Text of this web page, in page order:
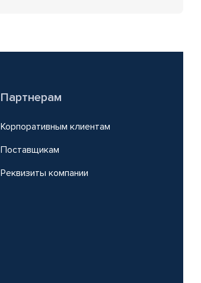
Партнерам
Корпоративным клиентам
Поставщикам
Реквизиты компании